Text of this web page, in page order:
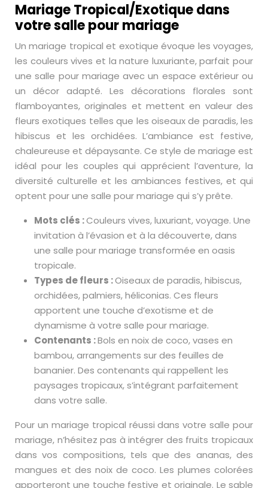
Mariage Tropical/Exotique dans
votre salle pour mariage
Un mariage tropical et exotique évoque les voyages,
les couleurs vives et la nature luxuriante, parfait pour
une salle pour mariage avec un espace extérieur ou
un décor adapté. Les décorations florales sont
flamboyantes, originales et mettent en valeur des
fleurs exotiques telles que les oiseaux de paradis, les
hibiscus et les orchidées. L’ambiance est festive,
chaleureuse et dépaysante. Ce style de mariage est
idéal pour les couples qui apprécient l’aventure, la
diversité culturelle et les ambiances festives, et qui
optent pour une salle pour mariage qui s’y prête.
Mots clés :Couleurs vives, luxuriant, voyage. Une
invitation à l’évasion et à la découverte, dans
une salle pour mariage transformée en oasis
tropicale.
Types de fleurs :Oiseaux de paradis, hibiscus,
orchidées, palmiers, héliconias. Ces fleurs
apportent une touche d’exotisme et de
dynamisme à votre salle pour mariage.
Contenants :Bols en noix de coco, vases en
bambou, arrangements sur des feuilles de
bananier. Des contenants qui rappellent les
paysages tropicaux, s’intégrant parfaitement
dans votre salle.
Pour un mariage tropical réussi dans votre salle pour
mariage, n’hésitez pas à intégrer des fruits tropicaux
dans vos compositions, tels que des ananas, des
mangues et des noix de coco. Les plumes colorées
apporteront une touche festive et originale. Le sable